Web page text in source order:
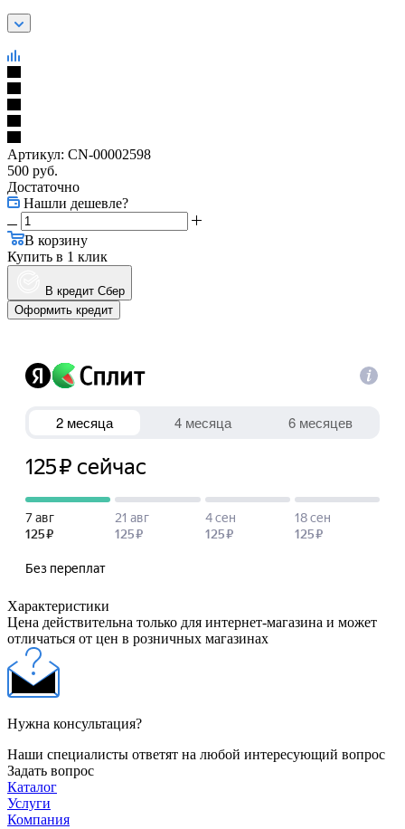
Артикул: CN-00002598
500 руб.
Достаточно
Нашли дешевле?
В корзину
Купить в 1 клик
В кредит Сбер
Оформить кредит
Характеристики
Цена действительна только для интернет-магазина и может
отличаться от цен в розничных магазинах
Нужна консультация?
Наши специалисты ответят на любой интересующий вопрос
Задать вопрос
Каталог
Услуги
Компания